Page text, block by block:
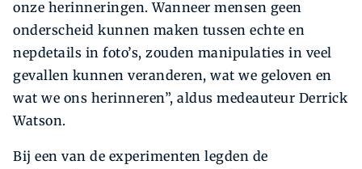
onze herinneringen. Wanneer mensen geen
onderscheid kunnen maken tussen echte en
nepdetails in foto’s, zouden manipulaties in veel
gevallen kunnen veranderen, wat we geloven en
wat we ons herinneren”, aldus medeauteur Derrick
Watson.
Bij een van de experimenten legden de